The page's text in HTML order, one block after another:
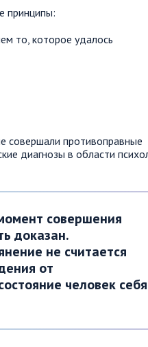
принципы:
то, которое удалось
совершали противоправные
диагнозы в области
совершения
доказан.
не считается
от
человек себя